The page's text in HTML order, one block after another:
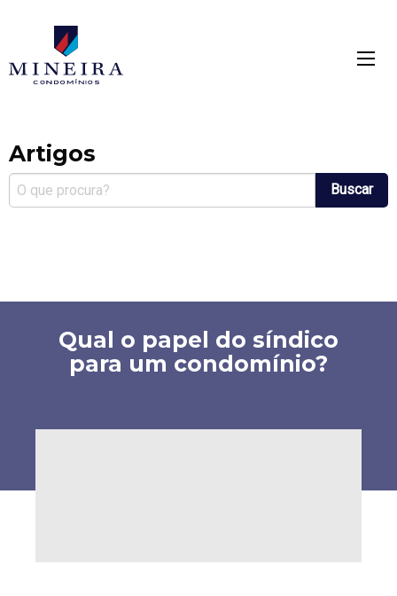
Mineira condomínios
Artigos
Buscar
Qual o papel do síndico
para um condomínio?